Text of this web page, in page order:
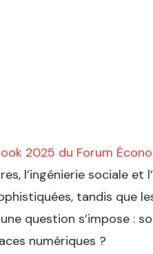
2025 du Forum
l’ingénierie sociale et
tandis que
question s’impose :
numériques ?